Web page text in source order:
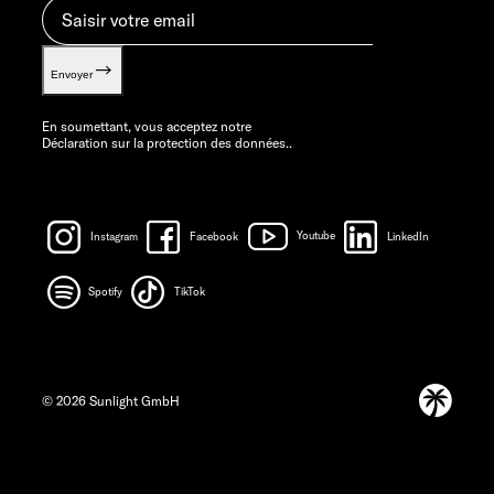
Envoyer
En soumettant, vous acceptez notre
Déclaration sur la protection des données..
Instagram Facebook Youtube LinkedIn
Spotify TikTok
© 2026 Sunlight GmbH